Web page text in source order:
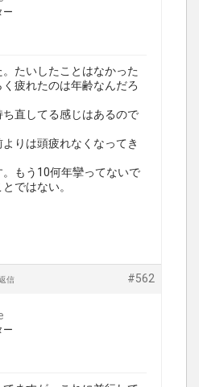
ー
たいしたことはなかった
疲れたのは年齢なんだろ
直してる感じはあるので
りは頭疲れなくなってき
もう10何年攣ってないで
ではない。
#562
信
ー